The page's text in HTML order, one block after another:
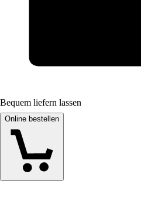
Bequem liefern lassen
Online bestellen